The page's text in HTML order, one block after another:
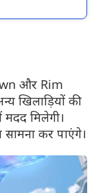
और Rim
खिलाड़ियों की
मिलेगी।
कर पाएंगे।